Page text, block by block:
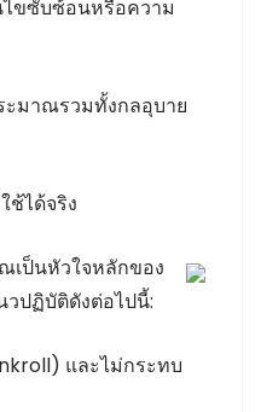
ไขซับซ้อนหรือความ
มาณรวมทั้งกลอุบาย
ช้ได้จริง
เป็นหัวใจหลักของ
วปฏิบัติดังต่อไปนี้:
และไม่กระทบ